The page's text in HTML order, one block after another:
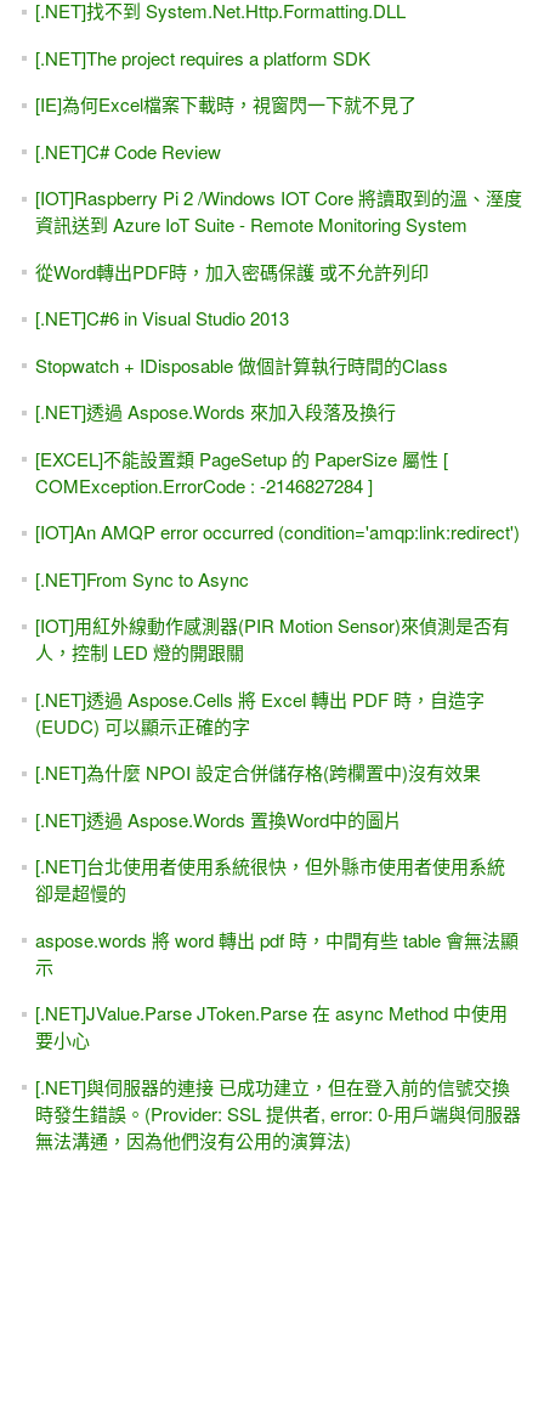
[.NET]找不到 System.Net.Http.Formatting.DLL
[.NET]The project requires a platform SDK
[IE]為何Excel檔案下載時，視窗閃一下就不見了
[.NET]C# Code Review
[IOT]Raspberry Pi 2 /Windows IOT Core 將讀取到的溫、溼度
資訊送到 Azure IoT Suite - Remote Monitoring System
從Word轉出PDF時，加入密碼保護 或不允許列印
[.NET]C#6 in Visual Studio 2013
Stopwatch + IDisposable 做個計算執行時間的Class
[.NET]透過 Aspose.Words 來加入段落及換行
[EXCEL]不能設置類 PageSetup 的 PaperSize 屬性 [
COMException.ErrorCode : -2146827284 ]
[IOT]An AMQP error occurred (condition='amqp:link:redirect')
[.NET]From Sync to Async
[IOT]用紅外線動作感測器(PIR Motion Sensor)來偵測是否有
人，控制 LED 燈的開跟關
[.NET]透過 Aspose.Cells 將 Excel 轉出 PDF 時，自造字
(EUDC) 可以顯示正確的字
[.NET]為什麼 NPOI 設定合併儲存格(跨欄置中)沒有效果
[.NET]透過 Aspose.Words 置換Word中的圖片
[.NET]台北使用者使用系統很快，但外縣市使用者使用系統
卻是超慢的
aspose.words 將 word 轉出 pdf 時，中間有些 table 會無法顯
示
[.NET]JValue.Parse JToken.Parse 在 async Method 中使用
要小心
[.NET]與伺服器的連接 已成功建立，但在登入前的信號交換
時發生錯誤。(Provider: SSL 提供者, error: 0-用戶端與伺服器
無法溝通，因為他們沒有公用的演算法)